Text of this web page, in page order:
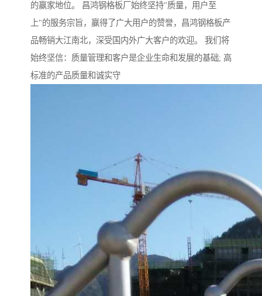
的赢家地位。 昌鸿钢格板厂始终坚持"质量，用户至
上"的服务宗旨，赢得了广大用户的赞誉，昌鸿钢格板产
品畅销大江南北，深受国内外广大客户的欢迎。 我们将
始终坚信：质量管理和客户是企业生命和发展的基础; 高
标准的产品质量和诚实守